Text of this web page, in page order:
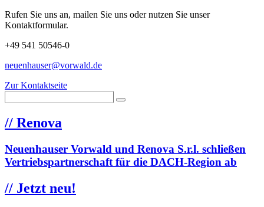
Rufen Sie uns an, mailen Sie uns oder nutzen Sie unser
Kontaktformular.
+49 541 50546-0
neuenhauser@vorwald.de
Zur Kontaktseite
// Renova
Neuenhauser Vorwald und Renova S.r.l. schließen
Vertriebspartnerschaft für die DACH-Region ab
// Jetzt neu!